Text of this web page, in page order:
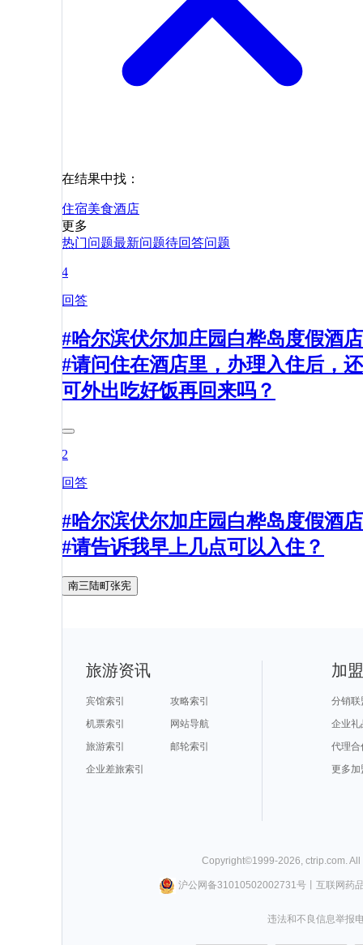
在结果中找：
住宿美食酒店
更多
热门问题最新问题待回答问题
4
回答
#哈尔滨伏尔加庄园白桦岛度假酒店
#请问住在酒店里，办理入住后，还
可外出吃好饭再回来吗？
2
回答
#哈尔滨伏尔加庄园白桦岛度假酒店
#请告诉我早上几点可以入住？
南三陆町张宪
旅游资讯
宾馆索引
攻略索引
机票索引
网站导航
旅游索引
邮轮索引
企业差旅索引
加
分销联
企业礼
代理合
更多加
Copyright©1999-2026 ctrip.com .
沪公网备31010502002731号丨 互联网药
违法和不良信息举报